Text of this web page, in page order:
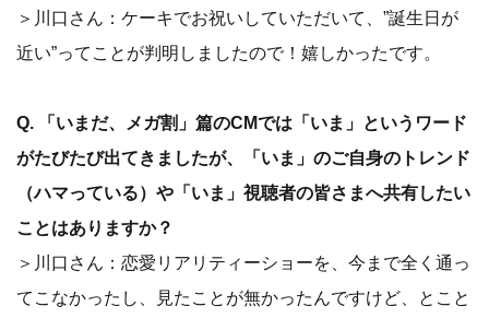
＞川口さん：ケーキでお祝いしていただいて、”誕生日が
近い”ってことが判明しましたので！嬉しかったです。
Q.
「いまだ、メガ割」篇のCMでは「いま」というワード
がたびたび出てきましたが、「いま」のご自身のトレンド
（ハマっている）や「いま」視聴者の皆さまへ共有したい
ことはありますか？
＞川口さん：恋愛リアリティーショーを、今まで全く通っ
てこなかったし、見たことが無かったんですけど、とこと